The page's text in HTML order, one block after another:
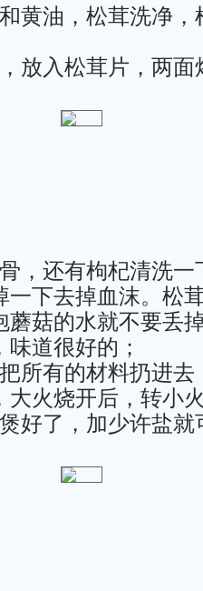
油，松茸洗净，
入松茸片，两面
还有枸杞清洗一
一下去掉血沫。松
蘑菇的水就不要丢
道很好的；
有的材料扔进去
大火烧开后，转小
了，加少许盐就